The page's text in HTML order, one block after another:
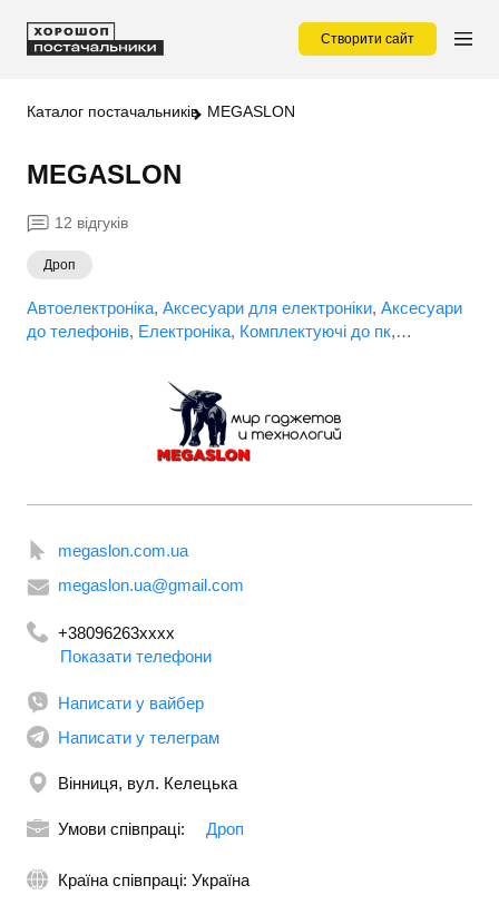
Створити сайт
Каталог постачальників MEGASLON
MEGASLON
12 відгуків
Дроп
Автоелектроніка Аксесуари для електроніки Аксесуари
до телефонів Електроніка Комплектуючі до пк
megaslon.com.ua
megaslon.ua@gmail.com
+38096263xxxx
+380961297846
Показати телефони
Написати у вайбер
Написати у телеграм
Вінниця, вул. Келецька
Умови співпраці: Дроп
Країна співпраці: Україна